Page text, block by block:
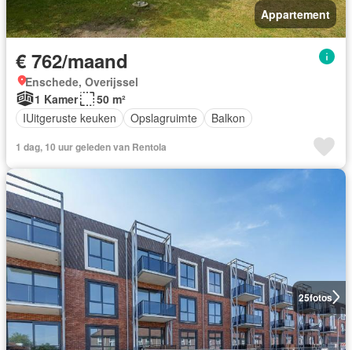
Appartement
€ 762/maand
Enschede, Overijssel
1 Kamer
50 m²
IUitgeruste keuken
Opslagruimte Balkon
1 dag, 10 uur geleden van Rentola
25fotos